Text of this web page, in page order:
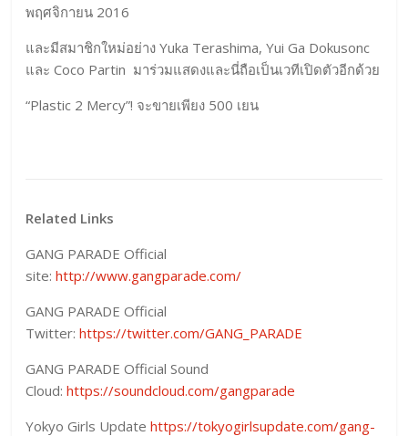
พฤศจิกายน 2016
และมีสมาชิกใหม่อย่าง Yuka Terashima, Yui Ga Dokusonc
และ Coco Partin มาร่วมแสดงและนี่ถือเป็นเวทีเปิดตัวอีกด้วย
“Plastic 2 Mercy”! จะขายเพียง 500 เยน
Related Links
GANG PARADE Official
site:http://www.gangparade.com/
GANG PARADE Official
Twitter:https://twitter.com/GANG_PARADE
GANG PARADE Official Sound
Cloud:https://soundcloud.com/gangparade
Yokyo Girls Updatehttps://tokyogirlsupdate.com/gang-